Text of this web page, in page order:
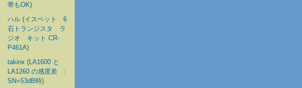
帯もOK)
ハル (イスペット 6
石トランジスタ ラ
ジオ キット CR-
P461A)
takinx (LA1600 と
LA1260 の感度差 :
SN=53dB時)